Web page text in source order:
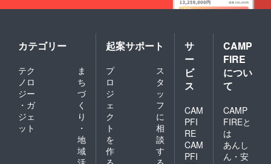
カテゴリー
テク
ノロ
ジー
・ガ
ジェ
ット
ま
ち
づ
く
り
・
地
域
起案サポート
プ
ロ
ジ
ェ
ク
ト
を
作
ス
タ
ッ
フ
に
相
談
す
サ
ー
ビ
ス
CAM
PFI
RE
CAM
PFI
CAMP
FIRE
につい
て
CAMP
FIREと
は
あんし
ん・安